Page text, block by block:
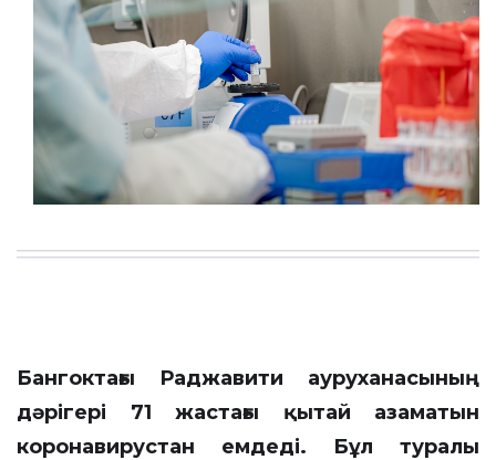
Бангоктағы Раджавити ауруханасының
дәрігері 71 жастағы қытай азаматын
коронавирустан емдеді. Бұл туралы